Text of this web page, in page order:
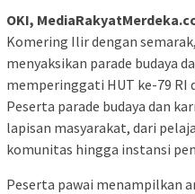
OKI,
Komering Ilir dengan
menyaksikan parade budaya
memperinggati HUT ke-79 RI
Peserta parade budaya dan
lapisan masyarakat, dari
komunitas hingga instansi
Peserta pawai menampilkan